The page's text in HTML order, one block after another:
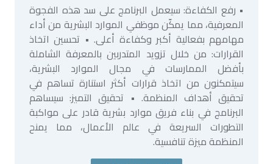
• رفع الكفاءة: سيعمل البرنامج على سد هذه الفجوة
المعرفية، مما يمكّن موظفي الموارد البشرية من أداء
مهامهم بفعالية أكبر وكفاءة أعلى. • تحسين اتخاذ
القرارات: من خلال تزويد المتدربين بالمعرفة الشاملة
بأفضل الممارسات في مجال الموارد البشرية،
سيتمكنون من اتخاذ قرارات أكثر استنارة تساهم في
تحقيق أهداف المنظمة. • تحقيق التميز: سيساهم
البرنامج في بناء فريق موارد بشرية قادر على مواكبة
التطورات السريعة في عالم الأعمال، مما يمنح
المنظمة ميزة تنافسية.